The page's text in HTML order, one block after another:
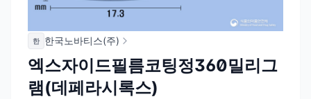
한 한국노바티스(주)
엑스자이드필름코팅정360밀리그
램(데페라시록스)